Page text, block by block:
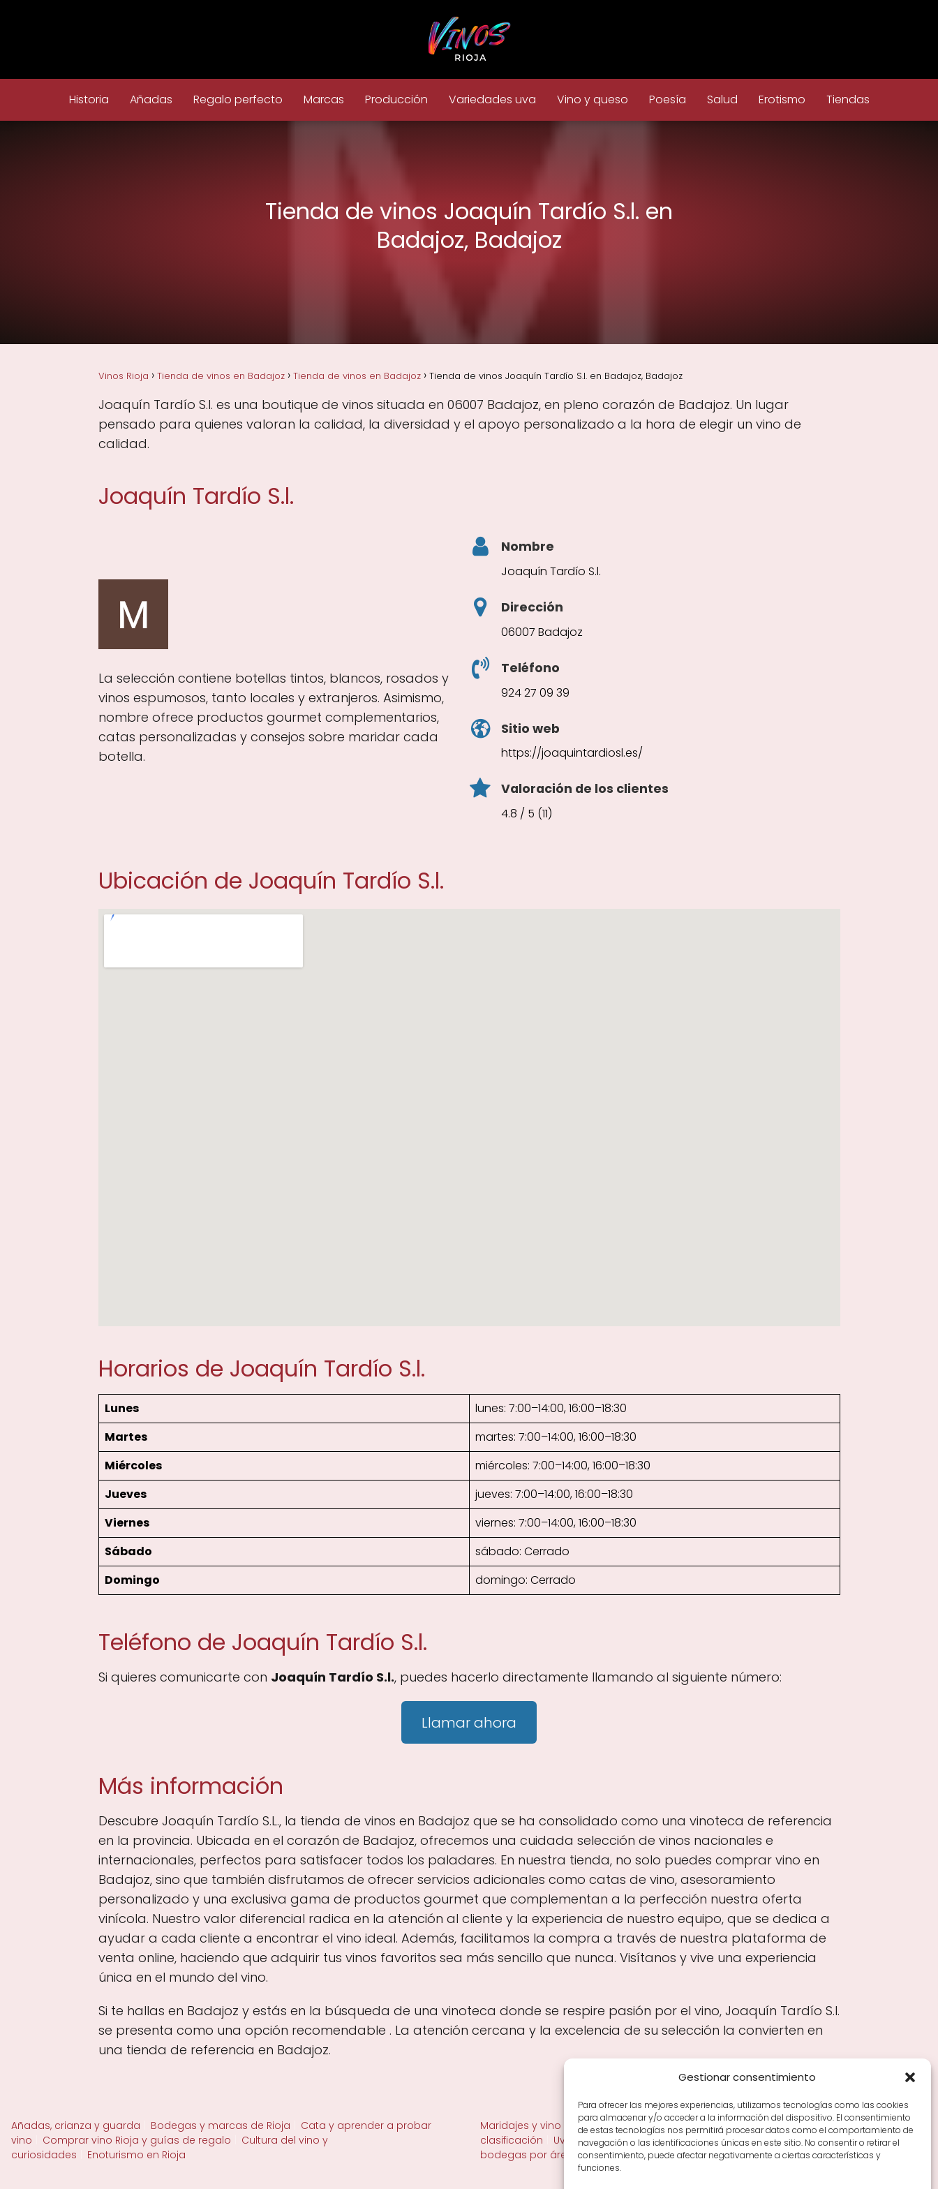
Gestionar consentimiento
Para ofrecer las mejores experiencias, utilizamos tecnologías como las cookies
para almacenar y/o acceder a la información del dispositivo. El consentimiento
de estas tecnologías nos permitirá procesar datos como el comportamiento de
navegación o las identificaciones únicas en este sitio. No consentir o retirar el
consentimiento, puede afectar negativamente a ciertas características y
funciones.
Historia Añadas Regalo perfecto Marcas Producción Variedades uva Vino y queso Poesía Salud Erotismo Tiendas
Tienda de vinos Joaquín Tardío S.l. en
Badajoz, Badajoz
Vinos Rioja Tienda de vinos en Badajoz Tienda de vinos en Badajoz Tienda de vinos Joaquín Tardío S.l. en Badajoz, Badajoz
Joaquín Tardío S.l. es una boutique de vinos situada en 06007 Badajoz, en pleno corazón de Badajoz. Un lugar
pensado para quienes valoran la calidad, la diversidad y el apoyo personalizado a la hora de elegir un vino de
calidad.
Joaquín Tardío S.l.
La selección contiene botellas tintos, blancos, rosados y
vinos espumosos, tanto locales y extranjeros. Asimismo,
nombre ofrece productos gourmet complementarios,
catas personalizadas y consejos sobre maridar cada
botella.
Nombre
Joaquín Tardío S.l.
Dirección
06007 Badajoz
Teléfono
924 27 09 39
Sitio web
https://joaquintardiosl.es/
Valoración de los clientes
4.8 / 5 (11)
Ubicación de Joaquín Tardío S.l.
Horarios de Joaquín Tardío S.l.
Lunes
lunes: 7:00–14:00, 16:00–18:30
Martes
martes: 7:00–14:00, 16:00–18:30
Miércoles
miércoles: 7:00–14:00, 16:00–18:30
Jueves
jueves: 7:00–14:00, 16:00–18:30
Viernes
viernes: 7:00–14:00, 16:00–18:30
Sábado
sábado: Cerrado
Domingo
domingo: Cerrado
Teléfono de Joaquín Tardío S.l.
Si quieres comunicarte con Joaquín Tardío S.l., puedes hacerlo directamente llamando al siguiente número:
Llamar ahora
Más información
Descubre Joaquín Tardío S.L., la tienda de vinos en Badajoz que se ha consolidado como una vinoteca de referencia
en la provincia. Ubicada en el corazón de Badajoz, ofrecemos una cuidada selección de vinos nacionales e
internacionales, perfectos para satisfacer todos los paladares. En nuestra tienda, no solo puedes comprar vino en
Badajoz, sino que también disfrutamos de ofrecer servicios adicionales como catas de vino, asesoramiento
personalizado y una exclusiva gama de productos gourmet que complementan a la perfección nuestra oferta
vinícola. Nuestro valor diferencial radica en la atención al cliente y la experiencia de nuestro equipo, que se dedica a
ayudar a cada cliente a encontrar el vino ideal. Además, facilitamos la compra a través de nuestra plataforma de
venta online, haciendo que adquirir tus vinos favoritos sea más sencillo que nunca. Visítanos y vive una experiencia
única en el mundo del vino.
Si te hallas en Badajoz y estás en la búsqueda de una vinoteca donde se respire pasión por el vino, Joaquín Tardío S.l.
se presenta como una opción recomendable . La atención cercana y la excelencia de su selección la convierten en
una tienda de referencia en Badajoz.
Añadas, crianza y guarda Bodegas y marcas de Rioja
Cata y aprender a probar
vino
Comprar vino Rioja y guías de regalo
Cultura del vino y
curiosidades
Enoturismo en Rioja
Maridajes y vino en la mesa Tiendas de vino por ciudades
Tipos de Rioja y
clasificación
Uvas y viñedo en Rioja Vino Rioja para empezar
Zonas de Rioja y
bodegas por área